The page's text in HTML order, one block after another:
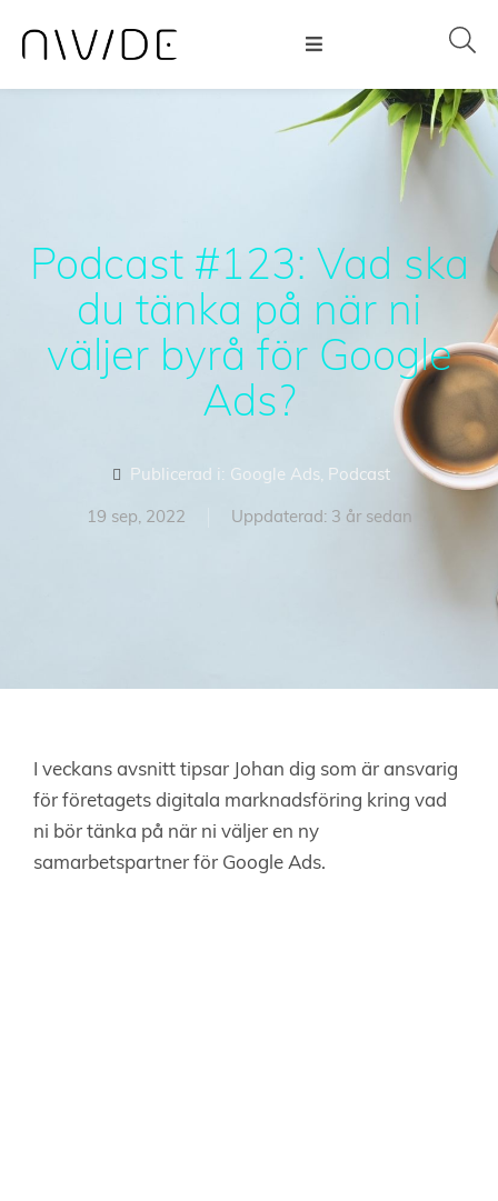
Podcast #123: Vad ska
du tänka på när ni
väljer byrå för Google
Ads?
Publicerad i: Google Ads, Podcast
19 sep, 2022 Uppdaterad: 3 år sedan
I veckans avsnitt tipsar Johan dig som är ansvarig
för företagets digitala marknadsföring kring vad
ni bör tänka på när ni väljer en ny
samarbetspartner för Google Ads.